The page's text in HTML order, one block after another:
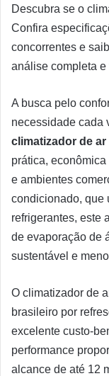
Descubra se o
Confira
concorrentes e
análise completa
A busca pelo
necessidade cada
climatizador de
prática,
e ambientes
condicionado, que
refrigerantes, este
de evaporação de
sustentável e
O climatizador de
brasileiro por
excelente custo-
performance
alcance de até 12